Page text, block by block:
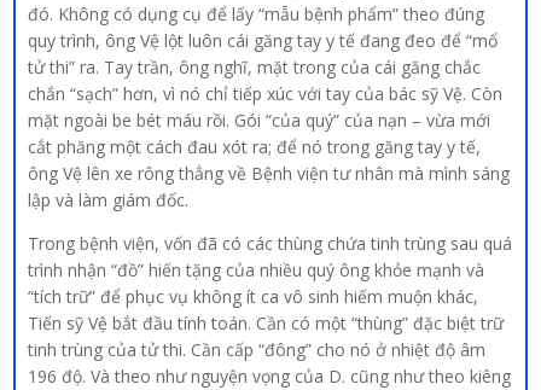
đó. Không có dụng cụ để lấy “mẫu bệnh phẩm” theo đúng
quy trình, ông Vệ lột luôn cái găng tay y tế đang đeo để “mổ
tử thi” ra. Tay trần, ông nghĩ, mặt trong của cái găng chắc
chắn “sạch” hơn, vì nó chỉ tiếp xúc với tay của bác sỹ Vệ. Còn
mặt ngoài be bét máu rồi. Gói “của quý” của nạn – vừa mới
cắt phăng một cách đau xót ra; để nó trong găng tay y tế,
ông Vệ lên xe rông thẳng về Bệnh viện tư nhân mà mình sáng
lập và làm giám đốc.
Trong bệnh viện, vốn đã có các thùng chứa tinh trùng sau quá
trình nhận “đồ” hiến tặng của nhiều quý ông khỏe mạnh và
“tích trữ” để phục vụ không ít ca vô sinh hiếm muộn khác,
Tiến sỹ Vệ bắt đầu tính toán. Cần có một “thùng” đặc biệt trữ
tinh trùng của tử thi. Cần cấp “đông” cho nó ở nhiệt độ âm
196 độ. Và theo như nguyện vọng của D. cũng như theo kiêng